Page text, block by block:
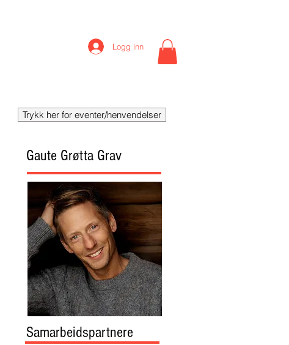
Logg inn
Gaute Grøtta Grav
Samarbeidspartnere
Trykk her for eventer/henvendelser